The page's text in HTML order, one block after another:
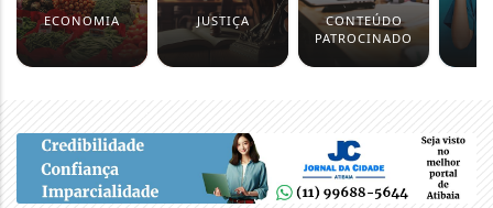
ECONOMIA JUSTIÇA
CONTEÚDO
PATROCINADO